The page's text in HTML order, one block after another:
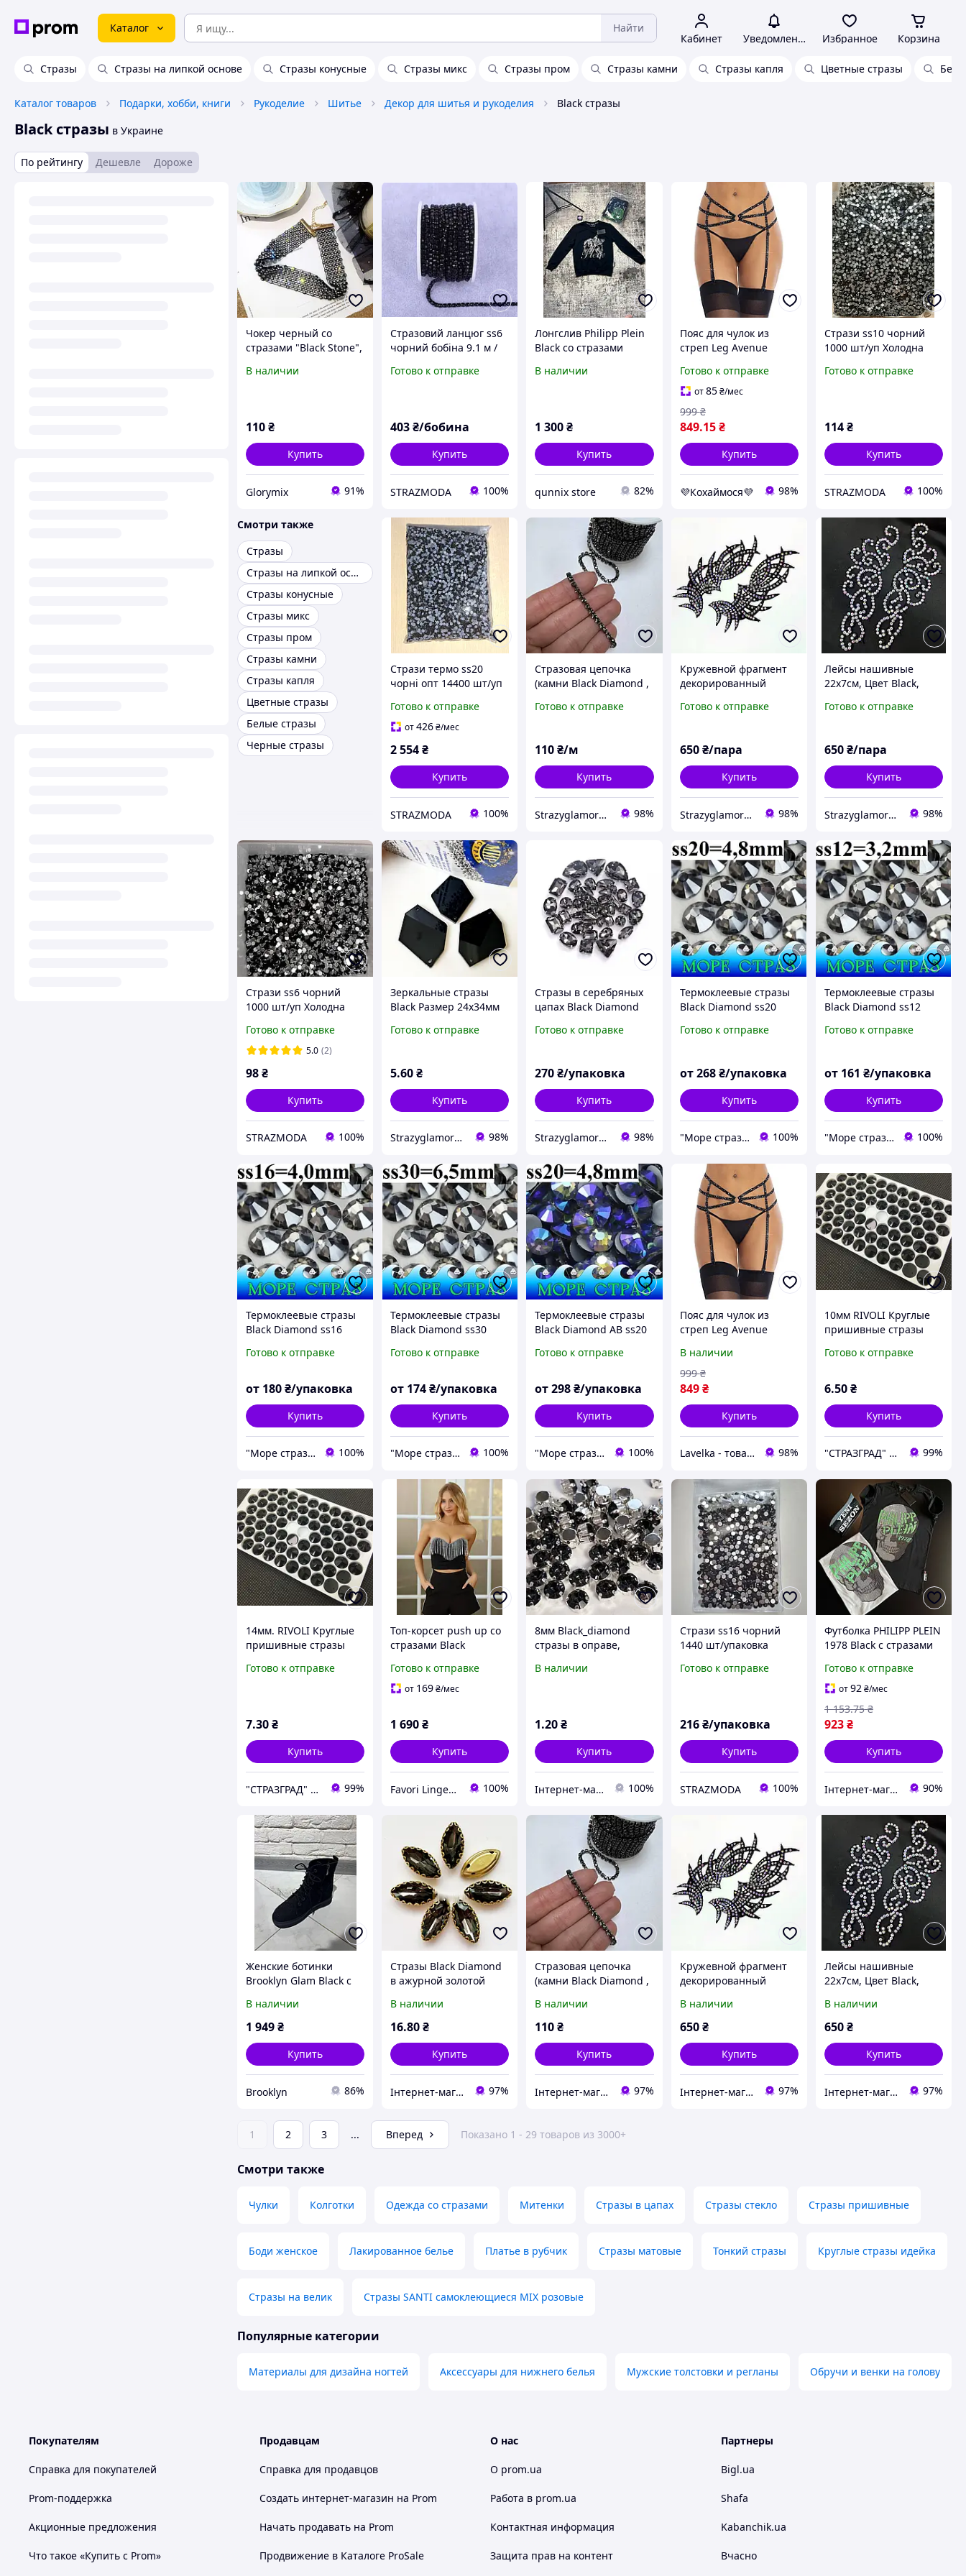
Каталог Найти
Кабинет Уведомления Избранное Корзина
Стразы Стразы на липкой основе Стразы конусные Стразы микс Стразы пром Стразы камни Стразы капля Цветные стразы
Каталог товаров Подарки, хобби, книги Рукоделие Шитье Декор для шитья и рукоделия Black стразы
Black стразы в Украине
По рейтингу Дешевле Дороже
Чокер черный со
стразами "Black Stone",
В наличии
110₴
Купить
Glorymix 91%
Стразовий ланцюг ss6
чорний бобіна 9.1 м /
jet
Готово к отправке
403₴/бобина
Купить
STRAZMODA 100%
Лонгслив Philipp Plein
Black со стразами
Брендовая кофта
В наличии
1 300₴
Купить
qunnix store 82%
Пояс для чулок из
стреп Leg Avenue
Garterbelt Black One
Size, стразы
Готово к отправке
от85 ₴/мес
849.15 ₴
999 ₴
Купить
💜Кохаймося💜 98%
Стрази ss10 чорний
1000 шт/уп Холодна
jet non hot fix
Готово к отправке
114₴
Купить
STRAZMODA 100%
Смотри также
Стразы
Стразы на липкой основе
Стразы конусные
Стразы микс
Стразы пром
Стразы камни
Стразы капля
Цветные стразы
Белые стразы
Черные стразы
Стрази термо ss20
чорні опт 14400 шт/уп
hot fix 4.8 мм
Готово к отправке
от426₴/мес
2 554₴
Купить
STRAZMODA 100%
Стразовая цепочка
(камни Black Diamond ,
размер камня ss16
Готово к отправке
110₴/м
Купить
Strazyglamora.com.ua 98%
Кружевной фрагмент
декорированный
Цвет Black стразы
Готово к отправке
650 ₴/пара
Купить
Strazyglamora.com.ua 98%
Лейсы нашивные
22х7см, Цвет Black,
пара
Готово к отправке
650₴/пара
Купить
Strazyglamora.com.ua 98%
Стрази ss6 чорний
1000 шт/уп Холодна
black jet non hot fix
Готово к отправке
5.0 (2)
98₴
Купить
STRAZMODA 100%
Зеркальные стразы
Black Размер 24х34мм
Готово к отправке
5.60₴
Купить
Strazyglamora.com.ua 98%
Стразы в серебряных
цапах Black Diamond
Готово к отправке
270₴/упаковка
Купить
Strazyglamora.com.ua 98%
Термоклеевые стразы
Black Diamond ss20
премиум сс20=4,8мм
Готово к отправке
от 268 ₴/упаковка
Купить
"Море страз" интернет-магазин 100%
Термоклеевые стразы
Black Diamond ss12
премиум сс12=3,2мм
Готово к отправке
от 161 ₴/упаковка
Купить
"Море страз" интернет-магазин 100%
Термоклеевые стразы
Black Diamond ss16
премиум сс16=4,0мм
Готово к отправке
от 180₴/упаковка
Купить
"Море страз" интернет-магазин 100%
Термоклеевые стразы
Black Diamond ss30
премиум сс30=6,5мм
Готово к отправке
от 174₴/упаковка
Купить
"Море страз" интернет-магазин 100%
Термоклеевые стразы
Black Diamond AB ss20
премиум сс20=4,8мм
Готово к отправке
от298₴/упаковка
Купить
"Море страз" интернет-магазин 100%
Пояс для чулок из
стреп Leg Avenue
Garterbelt Black One
Size, стразы
В наличии
849 ₴
999 ₴
Купить
Lavelka - товары для удовольствия 98%
10мм RIVOLI Круглые
пришивные стразы
Готово к отправке
6.50₴
Купить
"СТРАЗГРАД" Интернет-магазин страз и декора 99%
14мм. RIVOLI Круглые
пришивные стразы
Готово к отправке
7.30₴
Купить
"СТРАЗГРАД" Интернет-магазин страз и декора 99%
Топ-корсет push up со
стразами Black
Готово к отправке
от 169₴/мес
1 690₴
Купить
Favori Lingerie - магазин женского белья и одежды для дома 100%
8мм Black_diamond
стразы в оправе,
В наличии
1.20₴
Купить
Інтернет-магазин "СТРАЗІКІ_DMC_Store" 100%
Стрази ss16 чорний
1440 шт/упаковка
Готово к отправке
216 ₴/упаковка
Купить
STRAZMODA 100%
Футболка PHILIPP PLEIN
1978 Black с стразами
хлопок 10% эластан
Турция качественные
принты
Готово к отправке
от92₴/мес
923₴
1 153.75 ₴
Купить
Інтернет-магазин Clothes-Mall 90%
Женские ботинки
Brooklyn Glam Black с
платформе
В наличии
1 949₴
Купить
Brooklyn 86%
Стразы Black Diamond
в ажурной золотой
Размер 7х15мм
В наличии
16.80₴
Купить
Інтернет-магазин "Glamora" 97%
Стразовая цепочка
(камни Black Diamond ,
размер камня ss16
(4мм) 1м
В наличии
110₴
Купить
Інтернет-магазин "Glamora" 97%
Кружевной фрагмент
декорированный
Цвет Black стразы
Crystal AB, 1 пара
В наличии
650 ₴
Купить
Інтернет-магазин "Glamora" 97%
Лейсы нашивные
22х7см, Цвет Black,
пара
В наличии
650₴
Купить
Інтернет-магазин "Glamora" 97%
1 2 3 ... Вперед Показано 1 - 29 товаров из 3000+
Смотри также
Чулки Колготки Одежда со стразами Митенки Стразы в цапах Стразы стекло Стразы пришивные
Боди женское Лакированное белье Платье в рубчик Стразы матовые Тонкий стразы Круглые стразы идейка
Стразы на велик Стразы SANTI самоклеющиеся MIX розовые
Популярные категории
Материалы для дизайна ногтей Аксессуары для нижнего белья Мужские толстовки и регланы Обручи и венки на голову
Покупателям
Справка для покупателей
Prom-поддержка
Акционные предложения
Что такое «Купить с Prom»
Продавцам
Справка для продавцов
Создать интернет-магазин на Prom
Начать продавать на Prom
Продвижение в Каталоге ProSale
О нас
О prom.ua
Работа в prom.ua
Контактная информация
Защита прав на контент
Партнеры
Bigl.ua
Shafa
Kabanchik.ua
Вчасно